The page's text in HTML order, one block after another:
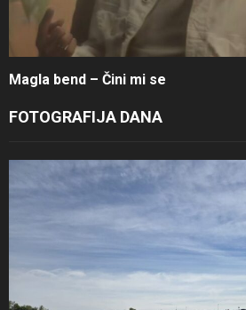
Magla bend – Čini mi se
FOTOGRAFIJA DANA